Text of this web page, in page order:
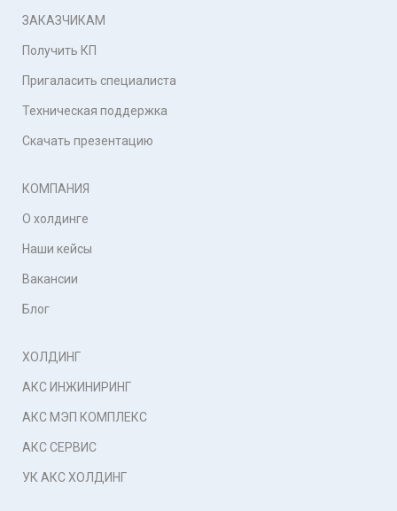
ЗАКАЗЧИКАМ
Получить КП
Пригаласить специалиста
Техническая поддержка
Скачать презентацию
КОМПАНИЯ
О холдинге
Наши кейсы
Вакансии
Блог
ХОЛДИНГ
АКС ИНЖИНИРИНГ
АКС МЭП КОМПЛЕКС
АКС СЕРВИС
УК АКС ХОЛДИНГ